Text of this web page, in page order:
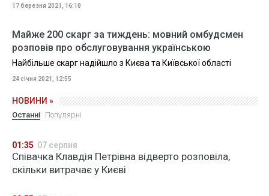
17 березня 2021, 16:10
Майже 200 скарг за тиждень: мовний омбудсмен
розповів про обслуговування українською
Найбільше скарг надійшло з Києва та Київської області
24 січня 2021, 12:55
НОВИНИ »
Останні Популярні
01:35 07 серпня
Співачка Клавдія Петрівна відверто розповіла,
скільки витрачає у Києві